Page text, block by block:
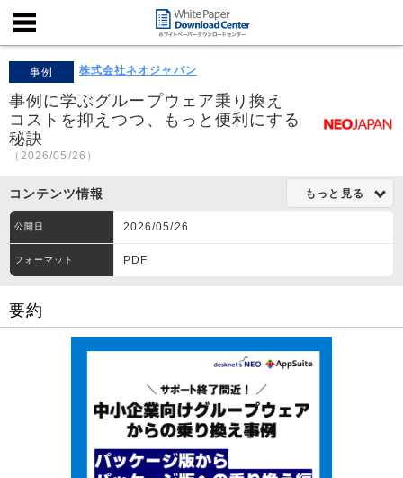
事例 株式会社ネオジャパン
事例に学ぶグループウェア乗り換え
コストを抑えつつ、もっと便利にする
秘訣
（2026/05/26）
コンテンツ情報 もっと見る
公開日 2026/05/26
フォーマット PDF
要約